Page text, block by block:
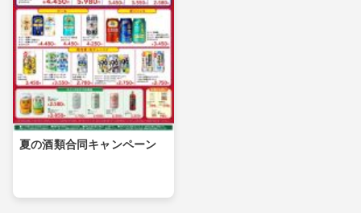
夏の酒類合同キャンペーン